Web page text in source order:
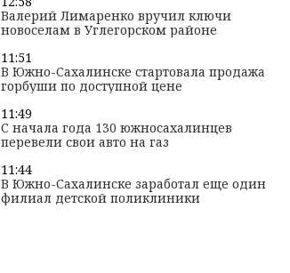
Валерий Лимаренко вручил ключи
новоселам в Углегорском районе
11:51
В Южно-Сахалинске стартовала продажа
горбуши по доступной цене
11:49
С начала года 130 южносахалинцев
перевели свои авто на газ
11:44
В Южно-Сахалинске заработал еще один
филиал детской поликлиники